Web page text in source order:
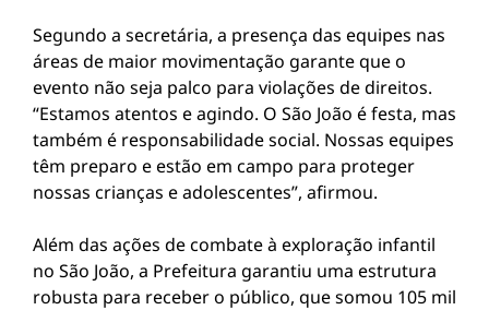
Segundo a secretária, a presença das equipes nas
áreas de maior movimentação garante que o
evento não seja palco para violações de direitos.
“Estamos atentos e agindo. O São João é festa, mas
também é responsabilidade social. Nossas equipes
têm preparo e estão em campo para proteger
nossas crianças e adolescentes”, afirmou.
Além das ações de combate à exploração infantil
no São João, a Prefeitura garantiu uma estrutura
robusta para receber o público, que somou 105 mil